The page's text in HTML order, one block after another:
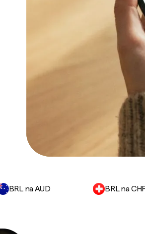
BRL na AUD BRL na